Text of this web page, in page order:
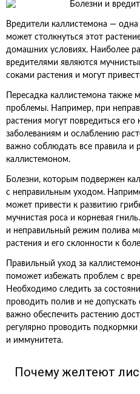
Вредители каллистемона —
может столкнуться этот
домашних условиях. Наиболее
вредителями являются
соками растения и могут
Пересадка каллистемона также
проблемы. Например, при
растения могут повредиться
заболеваниям и ослаблению
важно соблюдать все правила и
каллистемоном.
Болезни, которым подвержен
с неправильным уходом.
может привести к развитию
мучнистая роса и корневая
и неправильный режим полива
растения и его склонности к
Правильный уход за
поможет избежать проблем с
Необходимо следить за
проводить полив и не допускать
важно обеспечить растению
регулярно проводить
и иммунитета.
Почему желтеют